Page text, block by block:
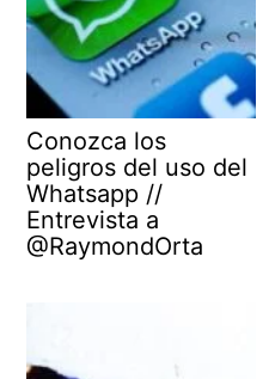
Conozca los
peligros del uso del
Whatsapp //
Entrevista a
@RaymondOrta